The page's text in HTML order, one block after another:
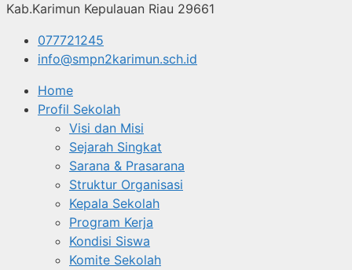
Kab.Karimun Kepulauan Riau 29661
077721245
info@smpn2karimun.sch.id
Home
Profil Sekolah
Visi dan Misi
Sejarah Singkat
Sarana & Prasarana
Struktur Organisasi
Kepala Sekolah
Program Kerja
Kondisi Siswa
Komite Sekolah